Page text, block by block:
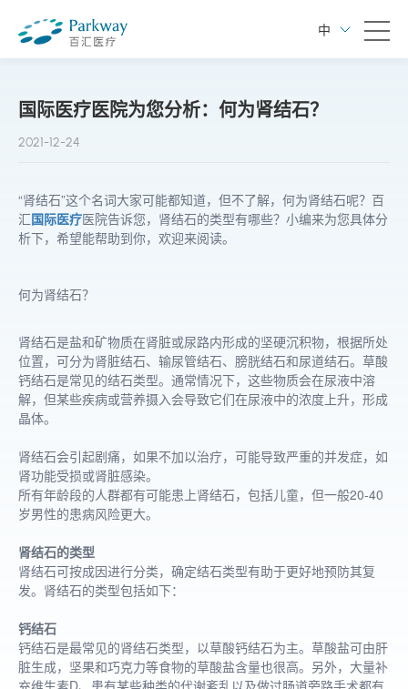
中
国际医疗医院为您分析：何为肾结石？
2021-12-24
“肾结石”这个名词大家可能都知道，但不了解，何为肾结石呢？百
汇国际医疗医院告诉您，肾结石的类型有哪些？小编来为您具体分
析下，希望能帮助到你，欢迎来阅读。
何为肾结石？
肾结石是盐和矿物质在肾脏或尿路内形成的坚硬沉积物，根据所处
位置，可分为肾脏结石、输尿管结石、膀胱结石和尿道结石。草酸
钙结石是常见的结石类型。通常情况下，这些物质会在尿液中溶
解，但某些疾病或营养摄入会导致它们在尿液中的浓度上升，形成
晶体。
肾结石会引起剧痛，如果不加以治疗，可能导致严重的并发症，如
肾功能受损或肾脏感染。
所有年龄段的人群都有可能患上肾结石，包括儿童，但一般20-40
岁男性的患病风险更大。
肾结石的类型
肾结石可按成因进行分类，确定结石类型有助于更好地预防其复
发。肾结石的类型包括如下：
钙结石
钙结石是最常见的肾结石类型，以草酸钙结石为主。草酸盐可由肝
脏生成，坚果和巧克力等食物的草酸盐含量也很高。另外，大量补
充维生素D、患有某些种类的代谢紊乱以及做过肠道旁路手术都有